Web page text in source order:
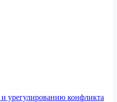
урегулированию конфликта